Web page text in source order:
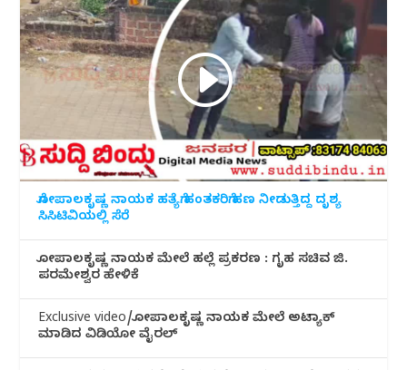
ಗೋಪಾಲಕೃಷ್ಣ ನಾಯಕ ಹತ್ಯೆಗೆ ಹಂತಕರಿಗೆ ಹಣ ನೀಡುತ್ತಿದ್ದ ದೃಶ್ಯ
ಸಿಸಿಟಿವಿಯಲ್ಲಿ ಸೆರೆ
ಗೋಪಾಲಕೃಷ್ಣ ನಾಯಕ ಮೇಲೆ ಹಲ್ಲೆ ಪ್ರಕರಣ : ಗೃಹ ಸಚಿವ ಜಿ.
ಪರಮೇಶ್ವರ ಹೇಳಿಕೆ
Exclusive video/ಗೋಪಾಲಕೃಷ್ಣ ನಾಯಕ ಮೇಲೆ ಅಟ್ಯಾಕ್
ಮಾಡಿದ ವಿಡಿಯೋ ವೈರಲ್